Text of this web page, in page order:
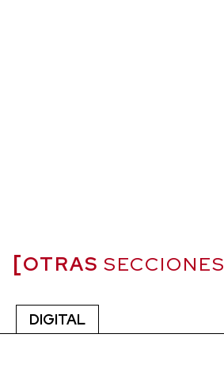
OTRAS SECCIONES
DIGITAL